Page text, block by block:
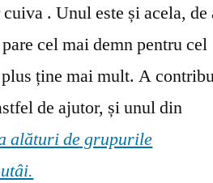
. Unul este și acela, de
cel mai demn pentru cel
ține mai mult. A
de ajutor, și unul din
alături de grupurile